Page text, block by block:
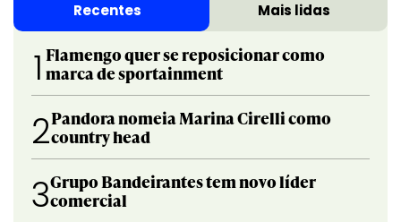
Recentes Mais lidas
1 Flamengo quer se reposicionar como
marca de sportainment
2Pandora nomeia Marina Cirelli como
country head
3Grupo Bandeirantes tem novo líder
comercial